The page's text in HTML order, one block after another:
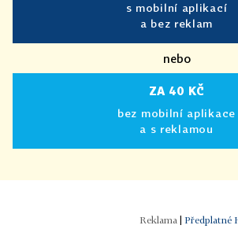
s mobilní aplikací
a bez reklam
nebo
ZA 40 KČ
bez mobilní aplikace
a s reklamou
Předplatné